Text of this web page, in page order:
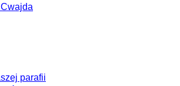
parafii